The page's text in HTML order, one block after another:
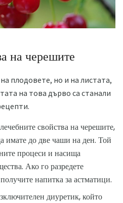
на черешите
плодовете, но и на листата,
на това дърво са станали
свойства на черешите,
имате до две чаши на ден. Той
процеси и насища
Ако го разредете
напитка за астматици.
диуретик, който